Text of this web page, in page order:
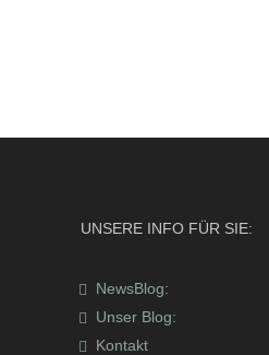
UNSERE INFO FÜR SIE:
NewsBlog:
Unser Blog:
Kontakt